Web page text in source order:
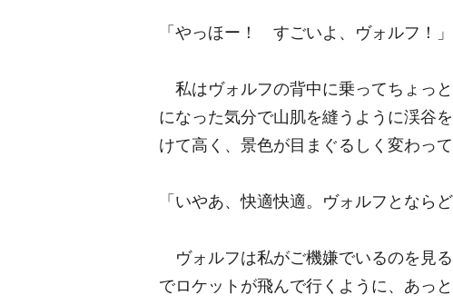
「やっほー！ すごいよ、ヴォルフ！」
私はヴォルフの背中に乗ってちょっ
になった気分で山肌を縫うように渓谷
けて高く、景色が目まぐるしく変わって
「いやあ、快適快適。ヴォルフとなら
ヴォルフは私がご機嫌でいるのを見
でロケットが飛んで行くように、あっ